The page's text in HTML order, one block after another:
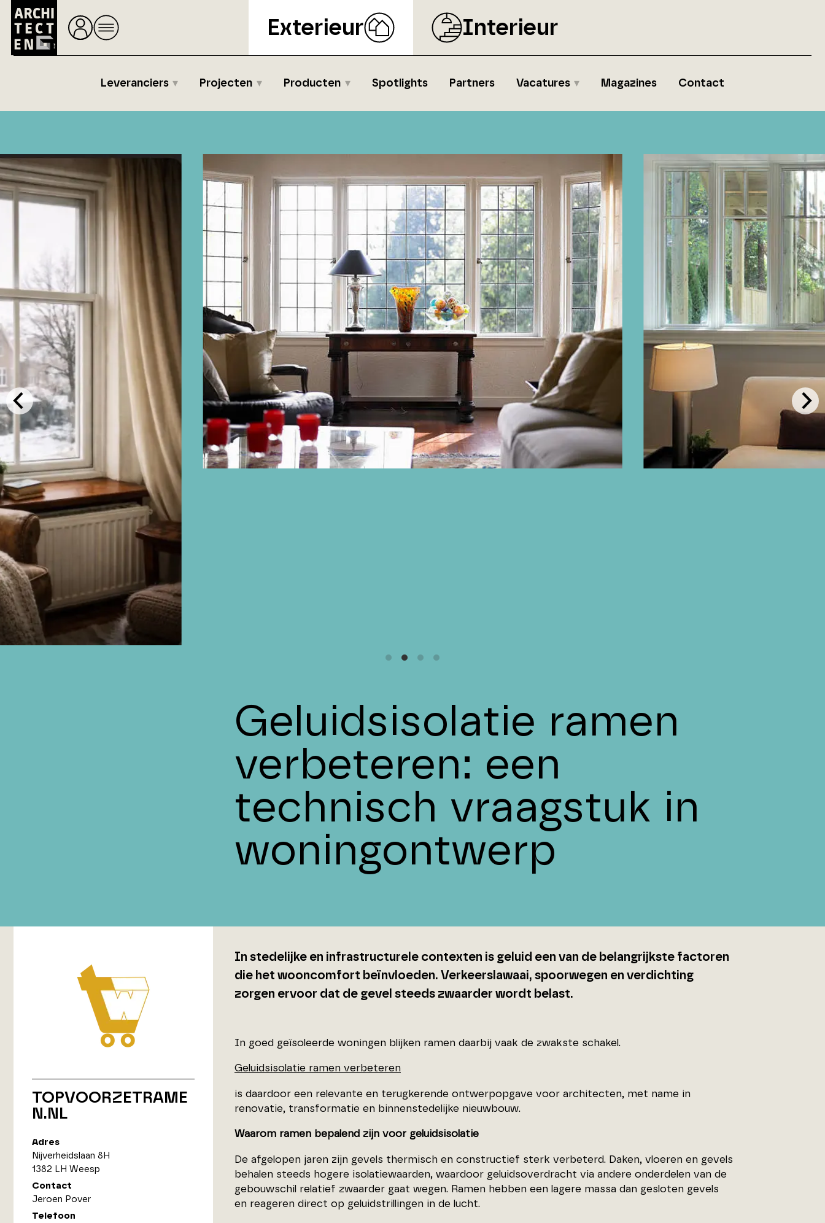
Exterieur Interieur
Leveranciers Projecten Producten Spotlights Partners Vacatures Magazines Contact
Geluidsisolatie ramen
verbeteren: een
technisch vraagstuk in
woningontwerp
TOPVOORZETRAME
N.NL
Adres
Nijverheidslaan 8H
1382 LH Weesp
Contact
Jeroen Pover
Telefoon
In stedelijke en infrastructurele contexten is geluid een van de belangrijkste factoren
die het wooncomfort beïnvloeden. Verkeerslawaai, spoorwegen en verdichting
zorgen ervoor dat de gevel steeds zwaarder wordt belast.
In goed geïsoleerde woningen blijken ramen daarbij vaak de zwakste schakel.
Geluidsisolatie ramen verbeteren
is daardoor een relevante en terugkerende ontwerpopgave voor architecten, met name in
renovatie, transformatie en binnenstedelijke nieuwbouw.
Waarom ramen bepalend zijn voor geluidsisolatie
De afgelopen jaren zijn gevels thermisch en constructief sterk verbeterd. Daken, vloeren en gevels
behalen steeds hogere isolatiewaarden, waardoor geluidsoverdracht via andere onderdelen van de
gebouwschil relatief zwaarder gaat wegen. Ramen hebben een lagere massa dan gesloten gevels
en reageren direct op geluidstrillingen in de lucht.